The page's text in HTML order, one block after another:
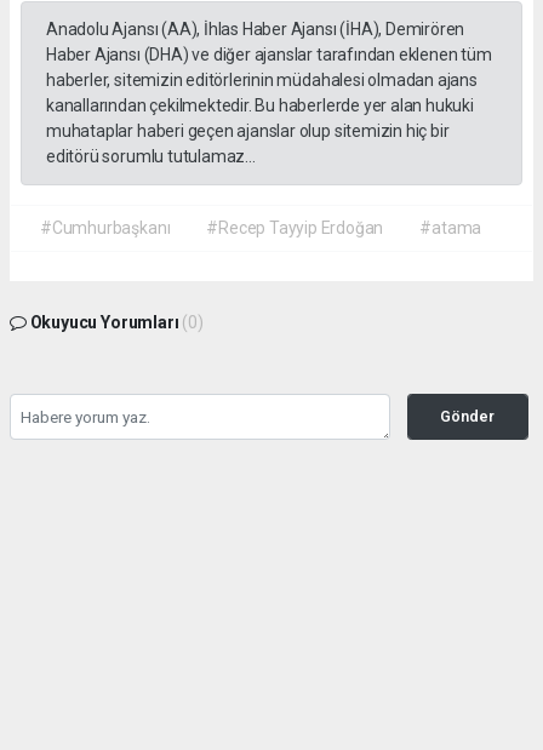
Anadolu Ajansı (AA), İhlas Haber Ajansı (İHA), Demirören
Haber Ajansı (DHA) ve diğer ajanslar tarafından eklenen tüm
haberler, sitemizin editörlerinin müdahalesi olmadan ajans
kanallarından çekilmektedir. Bu haberlerde yer alan hukuki
muhataplar haberi geçen ajanslar olup sitemizin hiç bir
editörü sorumlu tutulamaz...
#Cumhurbaşkanı #Recep Tayyip Erdoğan #atama
Okuyucu Yorumları (0)
Gönder